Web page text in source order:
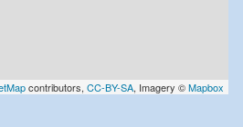
contributors, CC-BY-SA, Imagery ©Mapbox